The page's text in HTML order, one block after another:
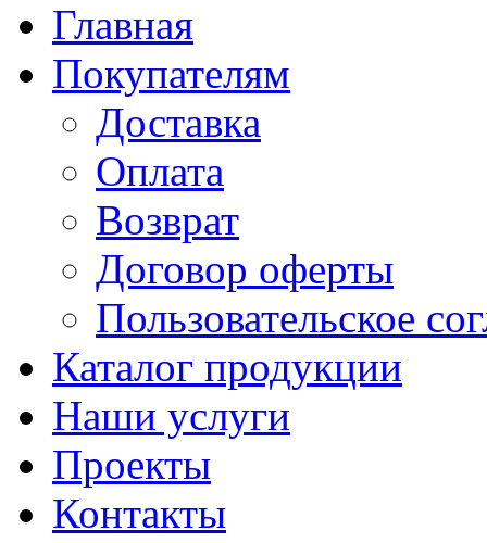
Главная
Покупателям
Доставка
Оплата
Возврат
Договор оферты
Пользовательское
Каталог продукции
Наши услуги
Проекты
Контакты